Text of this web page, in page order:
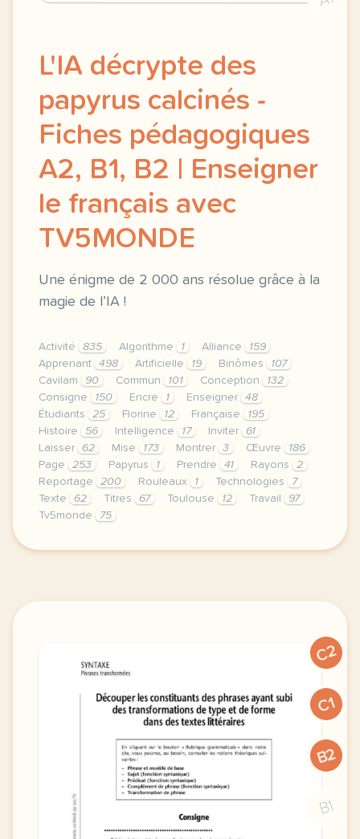
L'IA décrypte des
papyrus calcinés -
Fiches pédagogiques
A2, B1, B2 | Enseigner
le français avec
TV5MONDE
Une énigme de 2 000 ans résolue grâce à la
magie de l’IA !
Activité 835 Algorithme 1 Alliance
159
Apprenant
498 Artificielle 19 Binômes
107
Cavilam
90 Commun 101 Conception
132
Consigne
150 Encre 1 Enseigner
48
Étudiants
25 Florine 12 Française
195
Histoire
56 Intelligence 17 Inviter
61
Laisser
62 Mise 173 Montrer 3 Œuvre
186
Page
253 Papyrus 1 Prendre 41 Rayons
2
Reportage
200 Rouleaux 1 Technologies
7
Texte
62 Titres 67 Toulouse 12 Travail
97
Tv5monde
75
le respect de votre vie privee est une priorite
C2
C1
B2
B1